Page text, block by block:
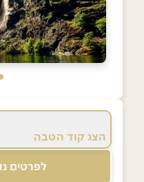
הצג קוד הטבה
לפרטים